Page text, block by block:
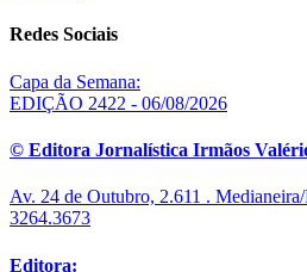
Redes Sociais
Capa da Semana:
EDIÇÃO 2422 - 06/08/2026
© Editora Jornalística Irmãos
Av. 24 de Outubro, 2.611 .
3264.3673
Editora: